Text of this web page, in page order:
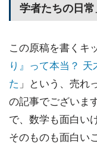
学者たちの日常
この原稿を書くキ
り』って本当？
た 」という、売れ
の記事でございま
で、数学も面白い
そのものも面白い